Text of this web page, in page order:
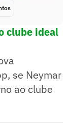
clube ideal
se Neymar
ao clube